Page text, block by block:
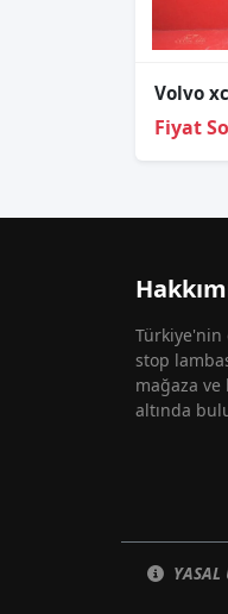
Fiyat
Türkiye'nin
stop
mağaza
altında
YASAL